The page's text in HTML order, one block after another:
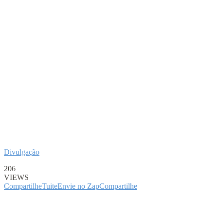
Divulgação
206
VIEWS
CompartilheTuiteEnvie no ZapCompartilhe